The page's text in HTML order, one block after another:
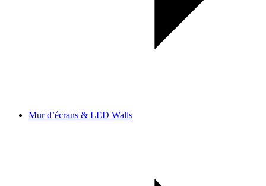
Mur d’écrans & LED Walls